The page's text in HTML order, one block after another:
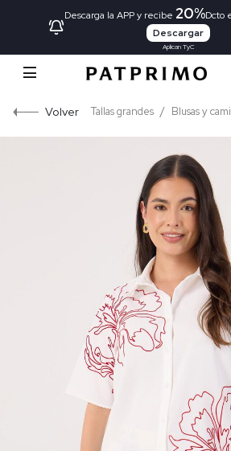
Descarga la APP y recibe 20%Dcto
Descargar
Aplican TyC
Volver Tallas grandes Blusas y